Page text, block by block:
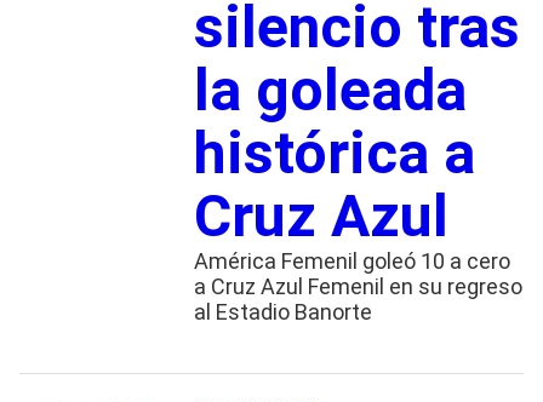
silencio tras
la goleada
histórica a
Cruz Azul
América Femenil goleó 10 a cero
a Cruz Azul Femenil en su regreso
al Estadio Banorte